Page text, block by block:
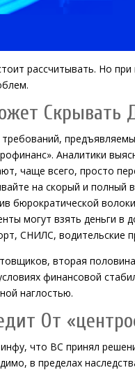
рассчитывать. Но
Скрывать
Аналитики
чаще всего, просто
на скорый и полный
бюрократической
могут взять деньги
СНИЛС, водительские
вторая
финансовой
наглостью.
От
что ВС принял
в пределах